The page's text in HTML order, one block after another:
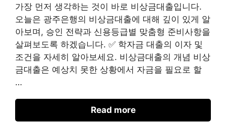
가장 먼저 생각하는 것이 바로 비상금대출입니다.
오늘은 광주은행의 비상금대출에 대해 깊이 있게 알
아보며, 승인 전략과 신용등급별 맞춤형 준비사항을
살펴보도록 하겠습니다. ✅ 학자금 대출의 이자 및
조건을 자세히 알아보세요. 비상금대출의 개념 비상
금대출은 예상치 못한 상황에서 자금을 필요로 할
…
Read more